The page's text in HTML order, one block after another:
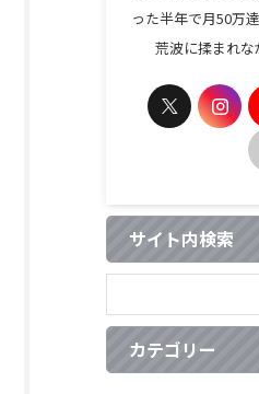
った半年で月50万
荒波に揉まれ
サイト内検索
カテゴリー